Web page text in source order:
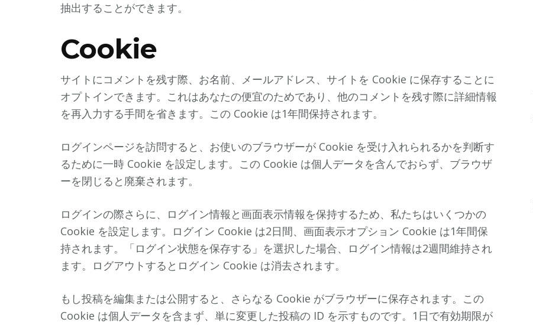
抽出することができます。
Cookie
サイトにコメントを残す際、お名前、メールアドレス、サイトを Cookie に保存することに
オプトインできます。これはあなたの便宜のためであり、他のコメントを残す際に詳細情報
を再入力する手間を省きます。この Cookie は1年間保持されます。
ログインページを訪問すると、お使いのブラウザーが Cookie を受け入れられるかを判断す
るために一時 Cookie を設定します。この Cookie は個人データを含んでおらず、ブラウザ
ーを閉じると廃棄されます。
ログインの際さらに、ログイン情報と画面表示情報を保持するため、私たちはいくつかの
Cookie を設定します。ログイン Cookie は2日間、画面表示オプション Cookie は1年間保
持されます。「ログイン状態を保存する」を選択した場合、ログイン情報は2週間維持され
ます。ログアウトするとログイン Cookie は消去されます。
もし投稿を編集または公開すると、さらなる Cookie がブラウザーに保存されます。この
Cookie は個人データを含まず、単に変更した投稿の ID を示すものです。1日で有効期限が